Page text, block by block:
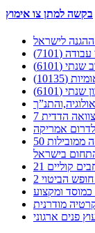
בקשה למתן צו אימוץ
לישראל
(7101)
(6101)
(6101)
הדדית
אמריקה
50 טיפים ויותר לניהול חווית עובד, משאבי אנוש ורווחה ממובילות
בישראל
קוליים
הביטוי 2
כמוסד ומקצוע
מודרנית
פנים ארגוני